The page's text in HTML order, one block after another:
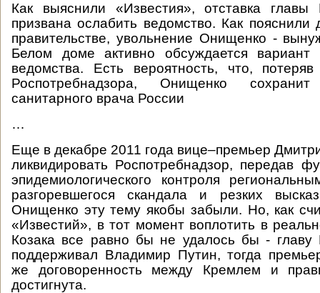
Как выяснили «Известия», отставка главы
призвана ослабить ведомство. Как пояснили
правительстве, увольнение Онищенко -
Белом доме активно обсуждается вариант
ведомства. Есть вероятность, что,
Роспотребнадзора, Онищенко
санитарного врача России
…
Еще в декабре 2011 года вице–премьер
ликвидировать Роспотребнадзор, передав
эпидемиологического контроля
разгоревшегося скандала и резких
Онищенко эту тему якобы забыли. Но, как
«Известий», в тот момент воплотить в
Козака все равно бы не удалось бы - главу
поддерживал Владимир Путин, тогда
же договоренность между Кремлем и
достигнута.